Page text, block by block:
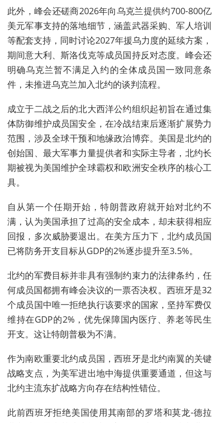
此外，峰会还磋商2026年向乌克兰提供约700-800亿
美元军事支持的落地细节，涵盖武器采购、军人培训
等配套支持，同时讨论2027年援乌力度的延续方案，
期间意大利、斯洛伐克等成员国持反对态度。峰会还
明确乌克兰暂不满足入约的全体成员国一致同意条
件，未推进乌克兰加入北约的谈判流程。
成立于二战之后的北大西洋公约组织起初旨在通过集
体防御维护成员国安全，在冷战结束后逐渐扩展势力
范围，涉及全球干预和地缘政治博弈。美国是北约的
创始国、最大军事力量提供者和实际主导者，北约长
期被视为美国维护全球霸权和欧洲安全秩序的核心工
具‌。
自从第一个任期开始，特朗普政府就开始对北约不
满，认为美国承担了过高的安全成本，却未获得相应
回报，多次威胁要退出。在美方压力下，北约成员国
已将防务开支目标从GDP的2%逐步提升至3.5%。
北约的军费目标并非具有强制约束力的法律条约，任
何成员国都拥有峰会决议的一票否决权。西班牙是32
个成员国中唯一拒绝执行该要求的国家，坚持军费仅
维持在GDP的2%，优先保障国内医疗、养老等民生
开支。这让特朗普极为不满。
作为南欧重要北约成员国，西班牙是北约南翼的关键
战略支点，为美军进出地中海提供重要通道，但这与
北约主流东扩战略方向存在‌结构性错位‌。
此前西班牙拒绝美国使用其南部的‌罗塔和莫龙-德拉